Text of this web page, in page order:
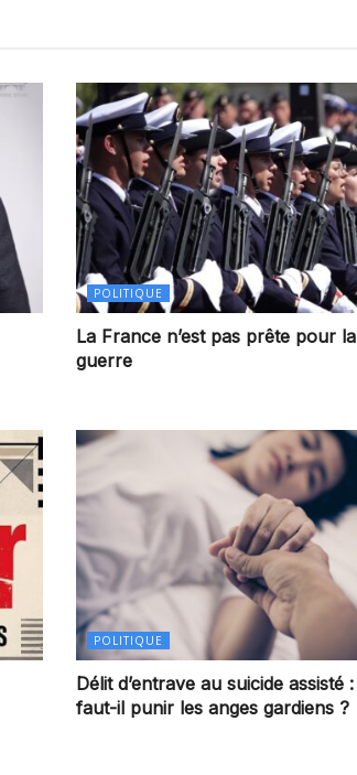
POLITIQUE
La France n’est pas prête pour la
guerre
POLITIQUE
Délit d’entrave au suicide assisté :
faut-il punir les anges gardiens ?